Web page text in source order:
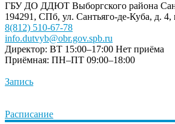
ГБУ ДО ДДЮТ Выборгского района
194291, СПб, ул. Сантьяго-де-Куба, д. 4,
8(812) 510-67-78
info.dutvyb@obr.gov.spb.ru
Директор: ВТ 15:00–17:00 Нет приёма
Приёмная: ПН–ПТ 09:00–18:00
Запись
Расписание